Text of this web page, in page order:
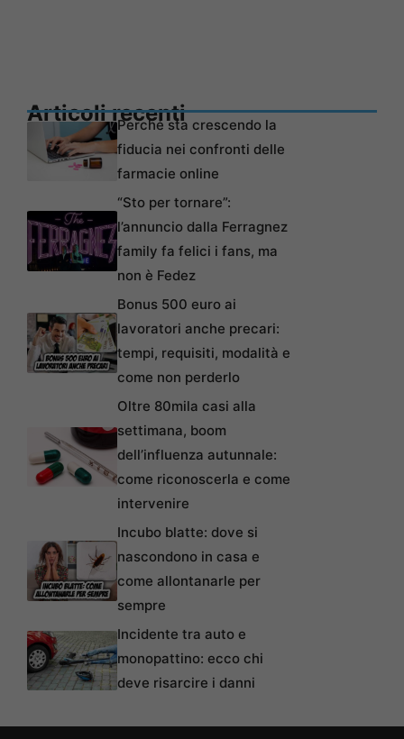
Articoli recentiPerché sta crescendo la
fiducia nei confronti delle
farmacie online
“Sto per tornare”:
l’annuncio dalla Ferragnez
family fa felici i fans, ma
non è Fedez
Bonus 500 euro ai
lavoratori anche precari:
tempi, requisiti, modalità e
come non perderlo
Oltre 80mila casi alla
settimana, boom
dell’influenza autunnale:
come riconoscerla e come
intervenire
Incubo blatte: dove si
nascondono in casa e
come allontanarle per
sempre
Incidente tra auto e
monopattino: ecco chi
deve risarcire i danni